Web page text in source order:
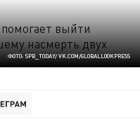
ФОТО: SPB_TODAY/ VK.COM/GLOBALLOOKPRESS